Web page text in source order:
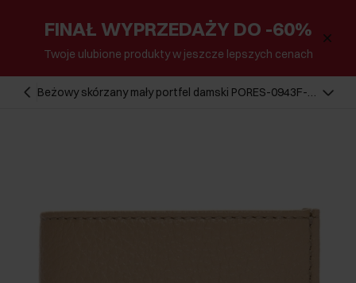
FINAŁ WYPRZEDAŻY DO -60%
Twoje ulubione produkty w jeszcze lepszych cenach
Beżowy skórzany mały portfel damski PORES-0943F-